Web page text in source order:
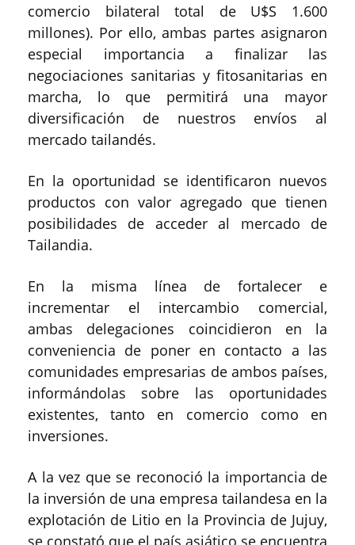
comercio bilateral total de U$S 1.600
millones). Por ello, ambas partes asignaron
especial importancia a finalizar las
negociaciones sanitarias y fitosanitarias en
marcha, lo que permitirá una mayor
diversificación de nuestros envíos al
mercado tailandés.
En la oportunidad se identificaron nuevos
productos con valor agregado que tienen
posibilidades de acceder al mercado de
Tailandia.
En la misma línea de fortalecer e
incrementar el intercambio comercial,
ambas delegaciones coincidieron en la
conveniencia de poner en contacto a las
comunidades empresarias de ambos países,
informándolas sobre las oportunidades
existentes, tanto en comercio como en
inversiones.
A la vez que se reconoció la importancia de
la inversión de una empresa tailandesa en la
explotación de Litio en la Provincia de Jujuy,
se constató que el país asiático se encuentra